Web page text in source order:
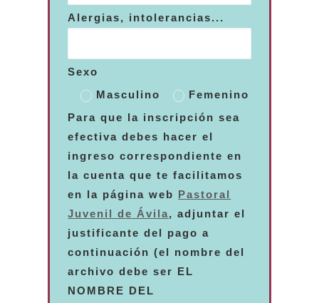
Alergias, intolerancias...
Sexo
Masculino
Femenino
Para que la inscripción sea
efectiva debes hacer el
ingreso correspondiente en
la cuenta que te facilitamos
en la página web
Pastoral
Juvenil de Ávila, adjuntar el
justificante del pago a
continuación (el nombre del
archivo debe ser EL
NOMBRE DEL